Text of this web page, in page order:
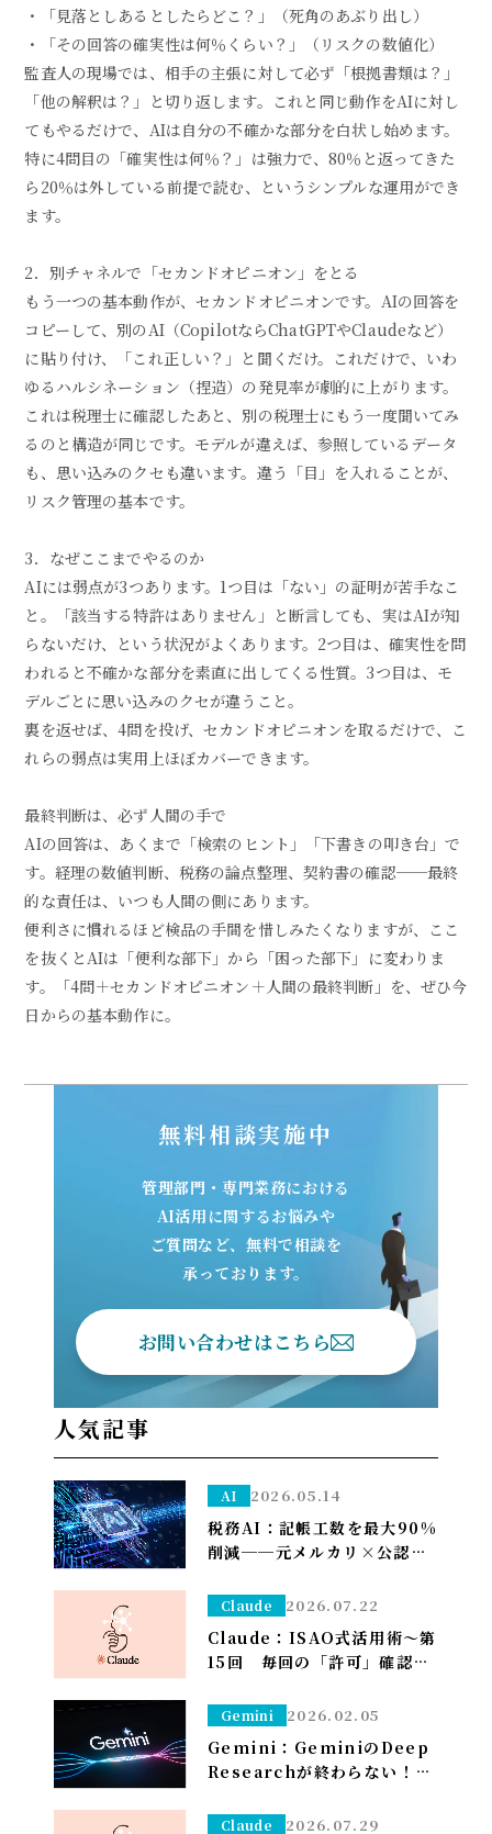
・「見落としあるとしたらどこ？」（死角のあぶり出し）
・「その回答の確実性は何％くらい？」（リスクの数値化）
監査人の現場では、相手の主張に対して必ず「根拠書類は？」
「他の解釈は？」と切り返します。これと同じ動作をAIに対し
てもやるだけで、AIは自分の不確かな部分を白状し始めます。
特に4問目の「確実性は何％？」は強力で、80％と返ってきた
ら20％は外している前提で読む、というシンプルな運用ができ
ます。
2．別チャネルで「セカンドオピニオン」をとる
もう一つの基本動作が、セカンドオピニオンです。AIの回答を
コピーして、別のAI（CopilotならChatGPTやClaudeなど）
に貼り付け、「これ正しい？」と聞くだけ。これだけで、いわ
ゆるハルシネーション（捏造）の発見率が劇的に上がります。
これは税理士に確認したあと、別の税理士にもう一度聞いてみ
るのと構造が同じです。モデルが違えば、参照しているデータ
も、思い込みのクセも違います。違う「目」を入れることが、
リスク管理の基本です。
3．なぜここまでやるのか
AIには弱点が3つあります。1つ目は「ない」の証明が苦手なこ
と。「該当する特許はありません」と断言しても、実はAIが知
らないだけ、という状況がよくあります。2つ目は、確実性を問
われると不確かな部分を素直に出してくる性質。3つ目は、モ
デルごとに思い込みのクセが違うこと。
裏を返せば、4問を投げ、セカンドオピニオンを取るだけで、こ
れらの弱点は実用上ほぼカバーできます。
最終判断は、必ず人間の手で
AIの回答は、あくまで「検索のヒント」「下書きの叩き台」で
す。経理の数値判断、税務の論点整理、契約書の確認──最終
的な責任は、いつも人間の側にあります。
便利さに慣れるほど検品の手間を惜しみたくなりますが、ここ
を抜くとAIは「便利な部下」から「困った部下」に変わりま
す。「4問＋セカンドオピニオン＋人間の最終判断」を、ぜひ今
日からの基本動作に。
無料相談実施中
管理部門・専門業務における
AI活用に関するお悩みや
ご質問など、無料で相談を
承っております。
お問い合わせはこちら
人気記事
AI 2026.05.14
税務AI：記帳工数を最大90%
削減──元メルカリ×公認会
Zeimee、半年後の本格投入
Claude 2026.07.22
Claude：ISAO式活用術～第
15回 毎回の「許可」確認が
は「常に許可」で流す（※管
Gemini 2026.02.05
Gemini：GeminiのDeep
Researchが終わらない！？
た1つ」のこと
Claude 2026.07.29